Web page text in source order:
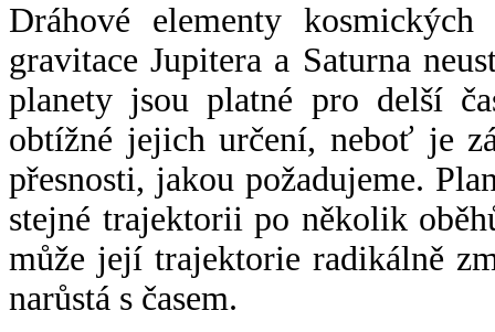
Dráhové elementy
gravitace Jupitera a Saturna
planety jsou platné pro delší
obtížné jejich určení, neboť je
přesnosti, jakou požadujeme.
stejné trajektorii po několik
může její trajektorie radikálně
narůstá s časem.